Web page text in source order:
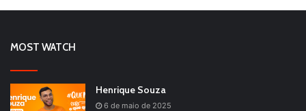
MOST WATCH
Henrique Souza
6 de maio de 2025